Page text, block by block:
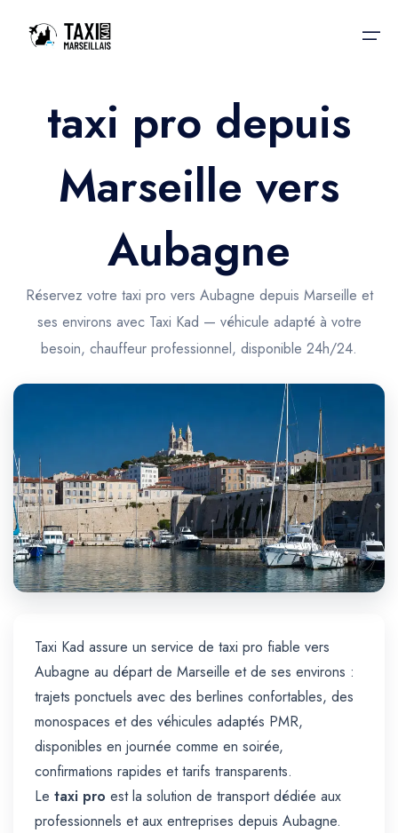
Accueil
Nos services
Nos services
Trajet Gare SNCF
Trajet Port croisière
Trajet Séminaire
Trajet Santé
Réservation
Actualités & évènements
Contactez-nous
taxi pro depuis
Marseille vers
Aubagne
Réservez votre taxi pro vers Aubagne depuis Marseille et
ses environs avec Taxi Kad — véhicule adapté à votre
besoin, chauffeur professionnel, disponible 24h/24.
Taxi Kad assure un service de taxi pro fiable vers
Aubagne au départ de Marseille et de ses environs :
trajets ponctuels avec des berlines confortables, des
monospaces et des véhicules adaptés PMR,
disponibles en journée comme en soirée,
confirmations rapides et tarifs transparents.
Le taxi pro est la solution de transport dédiée aux
professionnels et aux entreprises depuis Aubagne.